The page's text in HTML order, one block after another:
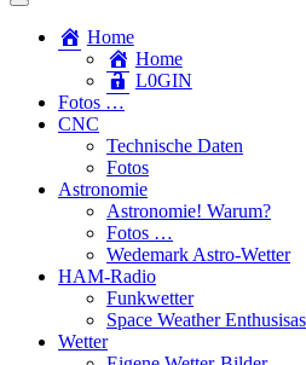
Toggle
search
field
Home
Home
L​0​​GIN
Fotos …
CNC
Technische Daten
Fotos
Astronomie
Astronomie! Warum?
Fotos …
Wedemark Astro-Wetter
HAM-Radio
Funkwetter
Space Weather
Wetter